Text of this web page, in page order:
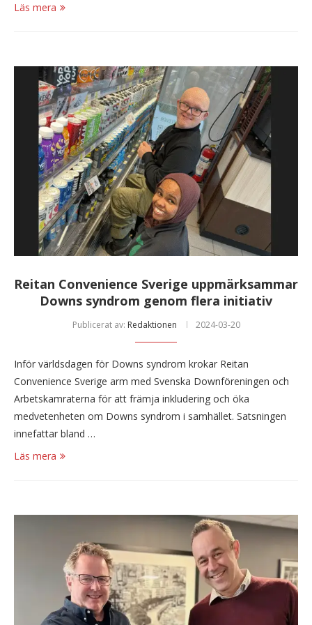
Läs mera
Reitan Convenience Sverige uppmärksammar
Downs syndrom genom flera initiativ
Publicerat av: Redaktionen 2024-03-20
Inför världsdagen för Downs syndrom krokar Reitan
Convenience Sverige arm med Svenska Downföreningen och
Arbetskamraterna för att främja inkludering och öka
medvetenheten om Downs syndrom i samhället. Satsningen
innefattar bland …
Läs mera